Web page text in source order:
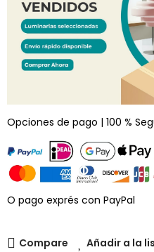
Opciones de pago | 100 %
O pago exprés con PayPal
Compare Añadir a la